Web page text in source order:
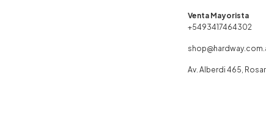
+5493417464302
Av. Alberdi 465,